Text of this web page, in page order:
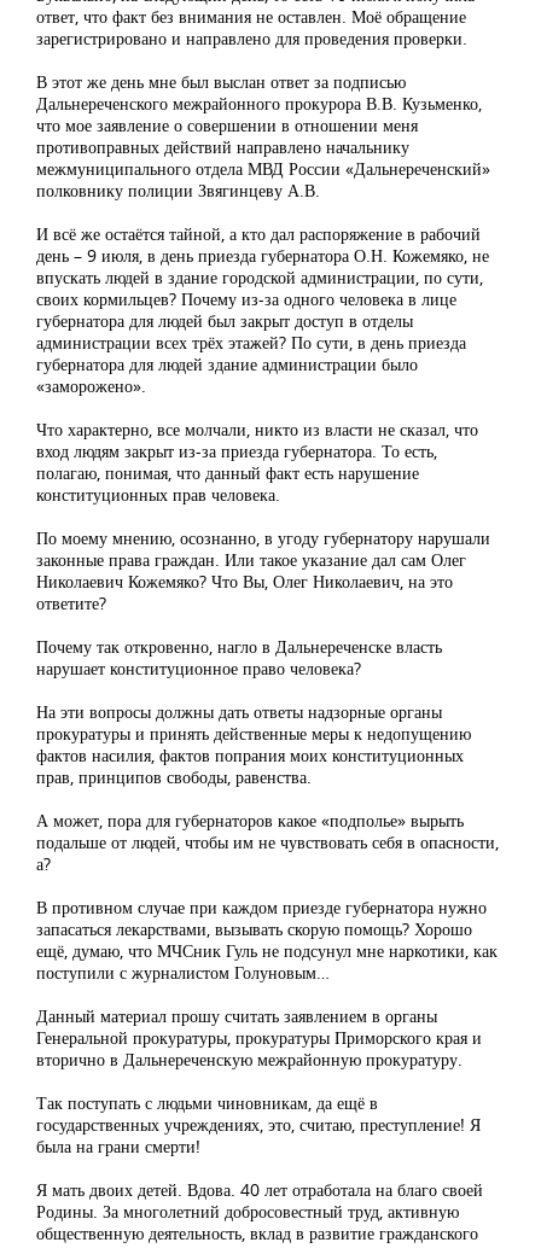
ответ, что факт без внимания не оставлен. Моё обращение
зарегистрировано и направлено для проведения проверки.
В этот же день мне был выслан ответ за подписью
Дальнереченского межрайонного прокурора В.В. Кузьменко,
что мое заявление о совершении в отношении меня
противоправных действий направлено начальнику
межмуниципального отдела МВД России «Дальнереченский»
полковнику полиции Звягинцеву А.В.
И всё же остаётся тайной, а кто дал распоряжение в рабочий
день – 9 июля, в день приезда губернатора О.Н. Кожемяко, не
впускать людей в здание городской администрации, по сути,
своих кормильцев? Почему из-за одного человека в лице
губернатора для людей был закрыт доступ в отделы
администрации всех трёх этажей? По сути, в день приезда
губернатора для людей здание администрации было
«заморожено».
Что характерно, все молчали, никто из власти не сказал, что
вход людям закрыт из-за приезда губернатора. То есть,
полагаю, понимая, что данный факт есть нарушение
конституционных прав человека.
По моему мнению, осознанно, в угоду губернатору нарушали
законные права граждан. Или такое указание дал сам Олег
Николаевич Кожемяко? Что Вы, Олег Николаевич, на это
ответите?
Почему так откровенно, нагло в Дальнереченске власть
нарушает конституционное право человека?
На эти вопросы должны дать ответы надзорные органы
прокуратуры и принять действенные меры к недопущению
фактов насилия, фактов попрания моих конституционных
прав, принципов свободы, равенства.
А может, пора для губернаторов какое «подполье» вырыть
подальше от людей, чтобы им не чувствовать себя в опасности,
а?
В противном случае при каждом приезде губернатора нужно
запасаться лекарствами, вызывать скорую помощь? Хорошо
ещё, думаю, что МЧСник Гуль не подсунул мне наркотики, как
поступили с журналистом Голуновым…
Данный материал прошу считать заявлением в органы
Генеральной прокуратуры, прокуратуры Приморского края и
вторично в Дальнереченскую межрайонную прокуратуру.
Так поступать с людьми чиновникам, да ещё в
государственных учреждениях, это, считаю, преступление! Я
была на грани смерти!
Я мать двоих детей. Вдова. 40 лет отработала на благо своей
Родины. За многолетний добросовестный труд, активную
общественную деятельность, вклад в развитие гражданского